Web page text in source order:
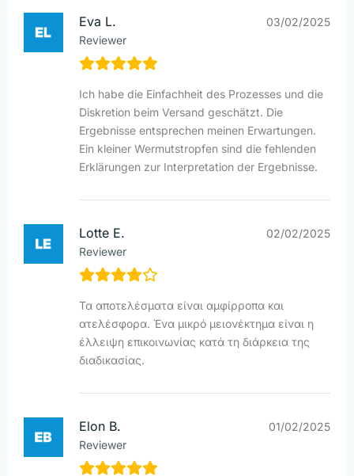
Eva L.
Reviewer
03/02/2025
Ich habe die Einfachheit des Prozesses und die
Diskretion beim Versand geschätzt. Die
Ergebnisse entsprechen meinen Erwartungen.
Ein kleiner Wermutstropfen sind die fehlenden
Erklärungen zur Interpretation der Ergebnisse.
Lotte E.
Reviewer
02/02/2025
Τα αποτελέσματα είναι αμφίρροπα και
ατελέσφορα. Ένα μικρό μειονέκτημα είναι η
έλλειψη επικοινωνίας κατά τη διάρκεια της
διαδικασίας.
Elon B.
Reviewer
01/02/2025